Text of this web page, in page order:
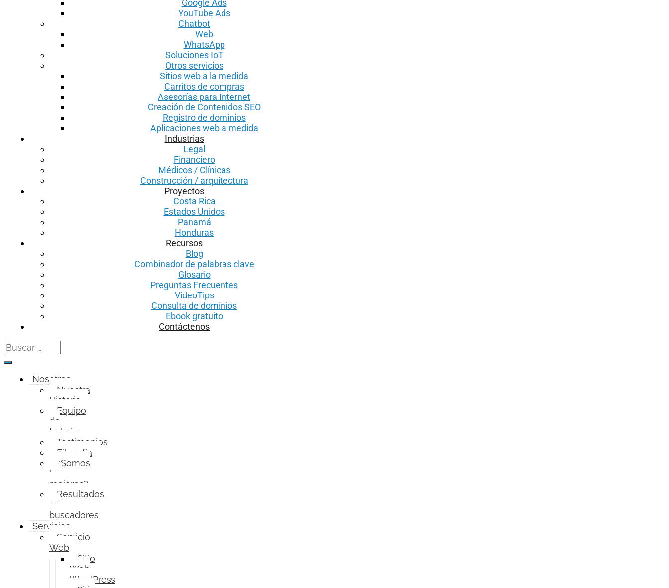
Google Ads
YouTube Ads
Chatbot
Web
WhatsApp
Soluciones IoT
Otros servicios
Sitios web a la medida
Carritos de compras
Asesorías para Internet
Creación de Contenidos SEO
Registro de dominios
Aplicaciones web a medida
Industrias
Legal
Financiero
Médicos / Clínicas
Construcción / arquitectura
Proyectos
Costa Rica
Estados Unidos
Panamá
Honduras
Recursos
Blog
Combinador de palabras clave
Glosario
Preguntas Frecuentes
VideoTips
Consulta de dominios
Ebook gratuito
Contáctenos
Search
for:
Nosotros
Nuestra
Historia
Equipo
de
trabajo
Testimonios
Filosofía
¿Somos
los
mejores?
Resultados
en
buscadores
Servicios
Servicio
Web
Sitio
Web
WordPress